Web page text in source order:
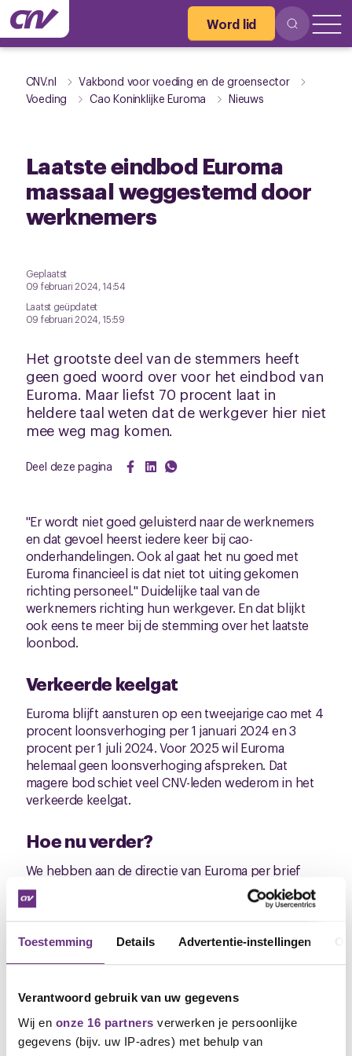
Toestemming Details Advertentie-instellingen
Verantwoord gebruik van uw gegevens
Wij en onze 16 partners verwerken je persoonlijke
gegevens (bijv. uw IP-adres) met behulp van
Word lid
CNV.nl
Vakbond voor voeding en de groensector
Voeding
Cao Koninklijke Euroma Nieuws
Laatste eindbod Euroma
massaal weggestemd door
werknemers
Geplaatst
09 februari 2024, 14:54
Laatst geüpdatet
09 februari 2024, 15:59
Het grootste deel van de stemmers heeft
geen goed woord over voor het eindbod van
Euroma. Maar liefst 70 procent laat in
heldere taal weten dat de werkgever hier niet
mee weg mag komen.
Deel deze pagina
"Er wordt niet goed geluisterd naar de werknemers
en dat gevoel heerst iedere keer bij cao-
onderhandelingen. Ook al gaat het nu goed met
Euroma financieel is dat niet tot uiting gekomen
richting personeel." Duidelijke taal van de
werknemers richting hun werkgever. En dat blijkt
ook eens te meer bij de stemming over het laatste
loonbod.
Verkeerde keelgat
Euroma blijft aansturen op een tweejarige cao met 4
procent loonsverhoging per 1 januari 2024 en 3
procent per 1 juli 2024. Voor 2025 wil Euroma
helemaal geen loonsverhoging afspreken. Dat
magere bod schiet veel CNV-leden wederom in het
verkeerde keelgat.
Hoe nu verder?
We hebben aan de directie van Euroma per brief
laten weten dat onze leden in meerderheid het
eindbod hebben afgewezen. Ook hebben we
gevraagd of ze weer met ons in gesprek willen voor
een beter loonvoorstel. Dat antwoord verwachten
acties.
Cao-pagina